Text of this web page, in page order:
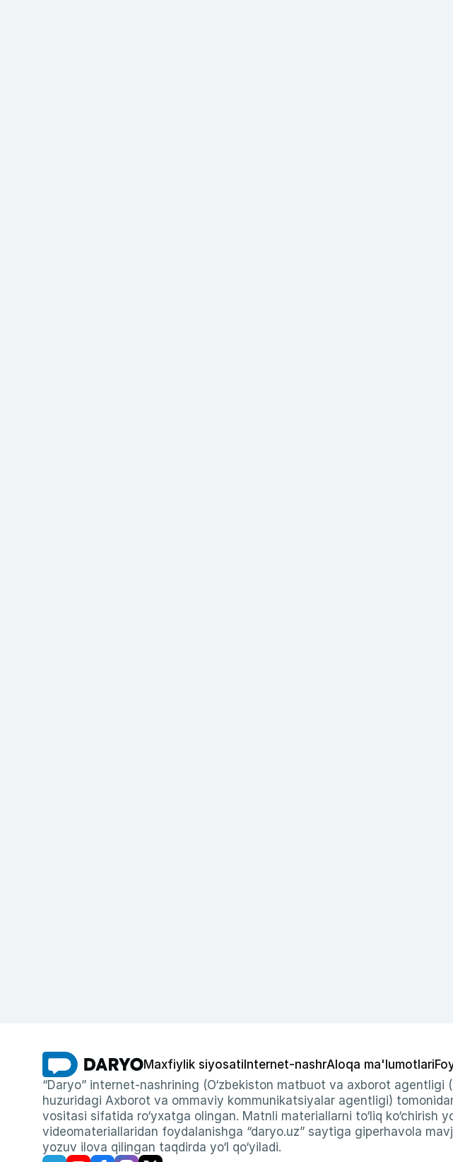
Maxfiylik siyosati Internet-nashrAloqa ma'lumotlari
“Daryo” internet-nashrining (O‘zbekiston matbuot va axborot agentligi
huzuridagi Axborot va ommaviy kommunikatsiyalar agentligi)
vositasi sifatida ro‘yxatga olingan. Matnli materiallarni to‘liq
videomateriallaridan foydalanishga “daryo.uz” saytiga giperhavola
yozuv ilova qilingan taqdirda yo‘l qo‘yiladi.